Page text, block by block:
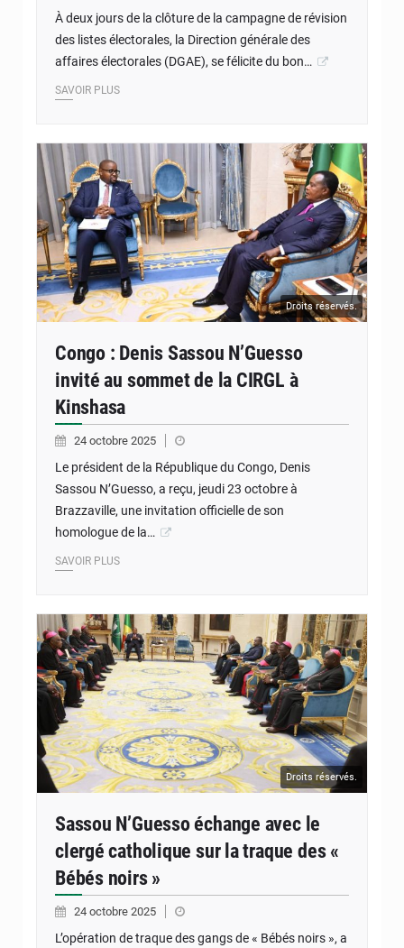
À deux jours de la clôture de la campagne de révision
des listes électorales, la Direction générale des
affaires électorales (DGAE), se félicite du bon…
SAVOIR PLUS
Droits réservés.
Congo : Denis Sassou N’Guesso
invité au sommet de la CIRGL à
Kinshasa
24 octobre 2025
Le président de la République du Congo, Denis
Sassou N’Guesso, a reçu, jeudi 23 octobre à
Brazzaville, une invitation officielle de son
homologue de la…
SAVOIR PLUS
Droits réservés.
Sassou N’Guesso échange avec le
clergé catholique sur la traque des «
Bébés noirs »
24 octobre 2025
L’opération de traque des gangs de « Bébés noirs », a